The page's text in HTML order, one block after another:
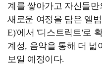
계를 쌓아가고 자신들
새로운 여정을 담은 앨
E)'에서 '디스트릭트'로
계성, 음악을 통해 더 넓
보일 예정이다.